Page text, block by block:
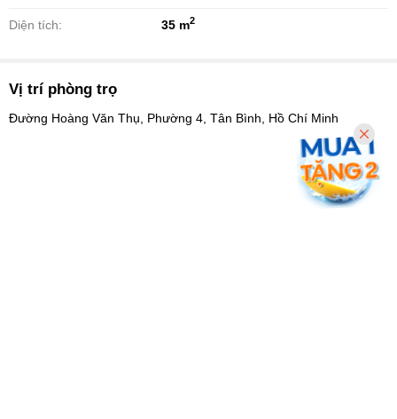
Diện tích: 35 m2
Vị trí phòng trọ
Đường Hoàng Văn Thụ, Phường 4, Tân Bình, Hồ Chí Minh